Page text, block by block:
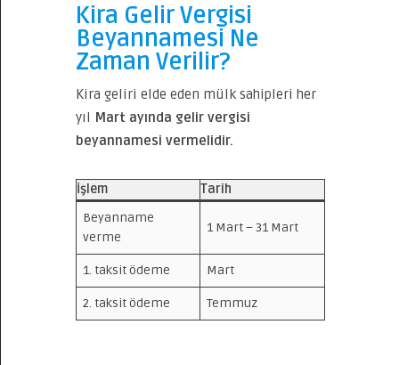
Kira Gelir Vergisi
Beyannamesi Ne
Zaman Verilir?
Kira geliri elde eden mülk sahipleri her
yıl Mart ayında gelir vergisi
beyannamesi vermelidir.
İşlem
Tarih
Beyanname
verme
1 Mart – 31 Mart
1. taksit ödeme Mart
2. taksit ödeme Temmuz